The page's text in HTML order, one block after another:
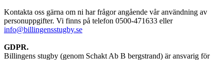
Kontakta oss gärna om ni har frågor angående vår användning av
personuppgifter. Vi finns på telefon 0500-471633 eller
info@billingensstugby.se
GDPR.
Billingens stugby (genom Schakt Ab B bergstrand) är ansvarig för